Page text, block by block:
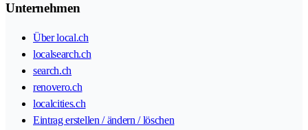
Unternehmen
Über local.ch
localsearch.ch
search.ch
renovero.ch
localcities.ch
Eintrag erstellen / ändern / löschen